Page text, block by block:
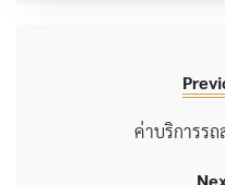
ค่าบริการรถ